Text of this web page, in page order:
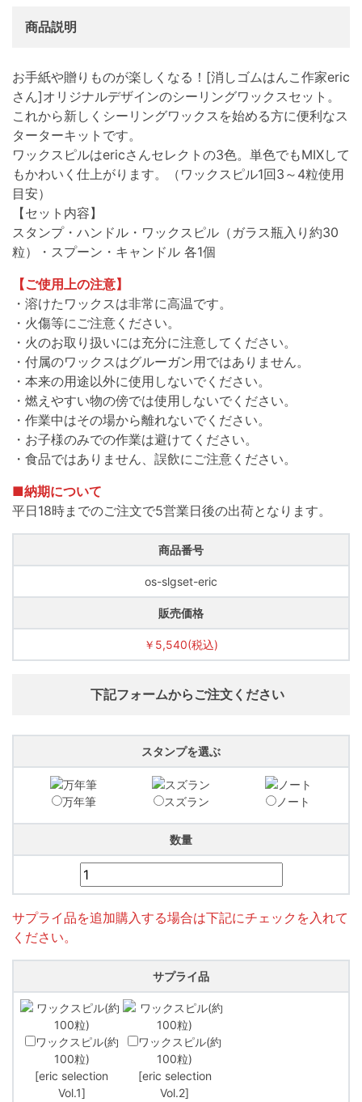
商品説明
お手紙や贈りものが楽しくなる！[消しゴムはんこ作家eric
さん]オリジナルデザインのシーリングワックスセット。
これから新しくシーリングワックスを始める方に便利なス
ターターキットです。
ワックスピルはericさんセレクトの3色。単色でもMIXして
もかわいく仕上がります。（ワックスピル1回3～4粒使用
目安）
【セット内容】
スタンプ・ハンドル・ワックスピル（ガラス瓶入り約30
粒）・スプーン・キャンドル 各1個
【ご使用上の注意】
・溶けたワックスは非常に高温です。
・火傷等にご注意ください。
・火のお取り扱いには充分に注意してください。
・付属のワックスはグルーガン用ではありません。
・本来の用途以外に使用しないでください。
・燃えやすい物の傍では使用しないでください。
・作業中はその場から離れないでください。
・お子様のみでの作業は避けてください。
・食品ではありません、誤飲にご注意ください。
■納期について
平日18時までのご注文で5営業日後の出荷となります。
商品番号
os-slgset-eric
販売価格
￥5,540(税込)
下記フォームからご注文ください
スタンプを選ぶ
万年筆 スズラン ノート
数量
サプライ品を追加購入する場合は下記にチェックを入れて
ください。
サプライ品
ワックスピル(約
100粒)
[eric selection
Vol.1]
ワックスピル(約
100粒)
[eric selection
Vol.2]